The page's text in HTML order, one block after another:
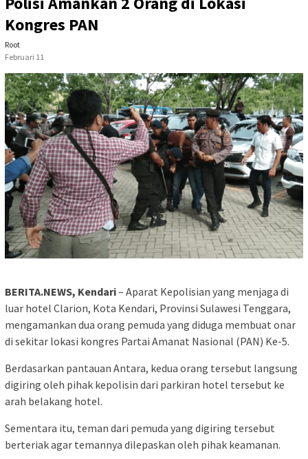
Kongres PAN
Root
Februari 11
BERITA.NEWS, Kendari– Aparat Kepolisian yang menjaga di
luar hotel Clarion, Kota Kendari, Provinsi Sulawesi Tenggara,
mengamankan dua orang pemuda yang diduga membuat onar
di sekitar lokasi kongres Partai Amanat Nasional (PAN) Ke-5.
Berdasarkan pantauan Antara, kedua orang tersebut langsung
digiring oleh pihak kepolisin dari parkiran hotel tersebut ke
arah belakang hotel.
Sementara itu, teman dari pemuda yang digiring tersebut
berteriak agar temannya dilepaskan oleh pihak keamanan.